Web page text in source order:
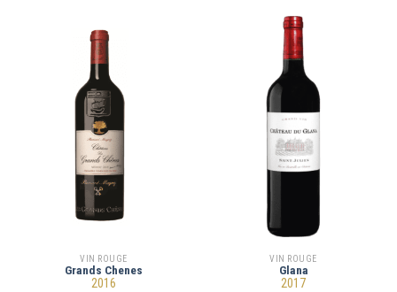
VIN ROUGE
Grands Chenes
2016
VIN ROUGE
Glana
2017